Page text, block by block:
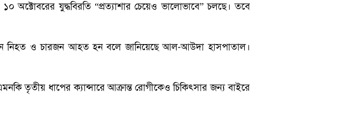
অক্টোবরের যুদ্ধবিরতি “প্রত্যাশার চেয়েও ভালোভাবে” চলছে। তবে
নিহত ও চারজন আহত হন বলে জানিয়েছে আল-আউদা হাসপাতাল।
তৃতীয় ধাপের ক্যান্সারে আক্রান্ত রোগীকেও চিকিৎসার জন্য বাইরে